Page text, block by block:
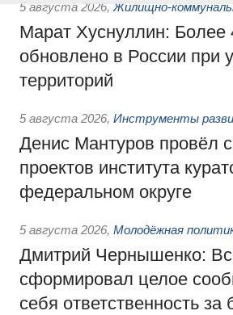
5 августа 2026, Жилищно-
Марат Хуснуллин:
обновлено в России при
территорий
5 августа 2026, Инструменты
Денис Мантуров провёл
проектов института
федеральном округе
5 августа 2026, Молодёжная
Дмитрий Чернышенко:
сформировал целое
себя ответственность за